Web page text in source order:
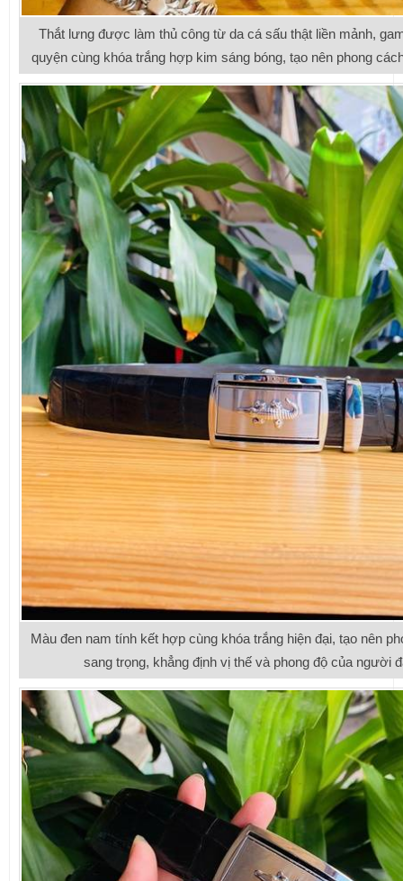
Thắt lưng được làm thủ công từ da cá sấu thật liền mảnh,
quyện cùng khóa trắng hợp kim sáng bóng, tạo nên phong
Màu đen nam tính kết hợp cùng khóa trắng hiện đại, tạo nên
sang trọng, khẳng định vị thế và phong độ của người